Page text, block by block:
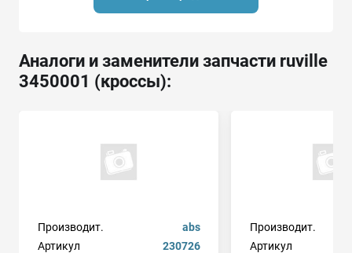
Аналоги и заменители запчасти ruville
3450001 (кроссы):
Производит.
abs
Артикул
230726
Производит.
Артикул